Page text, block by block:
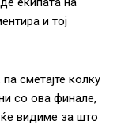
и тој
сметајте колку
со ова финале,
видиме за што